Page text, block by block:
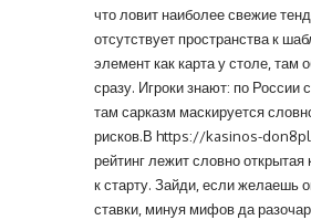
что ловит наиболее свежие
отсутствует пространства к
элемент как карта у столе, там
сразу. Игроки знают: по России
там сарказм маскируется
рисков.В https://kasinos-
рейтинг лежит словно
к старту. Зайди, если желаешь
ставки, минуя мифов да